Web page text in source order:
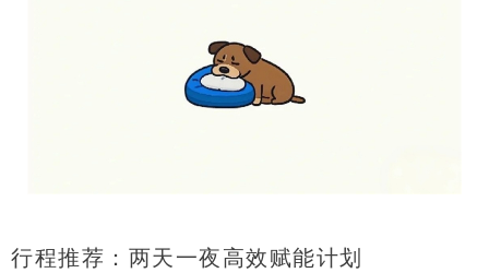
行程推荐：两天一夜高效赋能计划